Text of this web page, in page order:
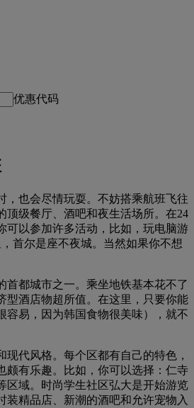
优惠代码
，也会尽情玩耍。不妨搭乘航班飞往
顶级餐厅、酒吧和夜生活场所。在24
可以参加许多活动，比如，玩电脑游
首尔是座不夜城。当然如果你不想
首都城市之一。乘坐地铁基本花不了
型酒店物超所值。在这里，只要你能
容易，因为韩国食物很美味），就不
现代风格。每个区都有自己的特色，
颇有乐趣。比如，你可以选择：仁寺
区域。时尚学生社区弘大是开始游览
装精品店、新潮的酒吧和允许宠物入